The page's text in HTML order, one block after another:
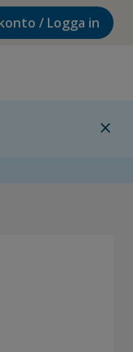
/ Logga in
close